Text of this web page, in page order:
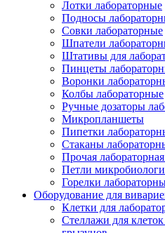
Лотки лабораторные
Подносы
Совки лабораторные
Шпатели
Штативы для
Пинцеты
Воронки
Колбы лабораторные
Ручные дозаторы
Микропланшеты
Пипетки
Стаканы
Прочая
Петли
Горелки
Оборудование для
Клетки для
Стеллажи для